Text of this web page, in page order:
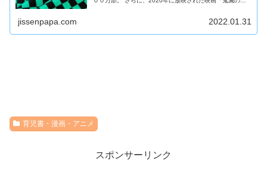
jissenpapa.com 2022.01.31
育児書・漫画・アニメ
スポンサーリンク